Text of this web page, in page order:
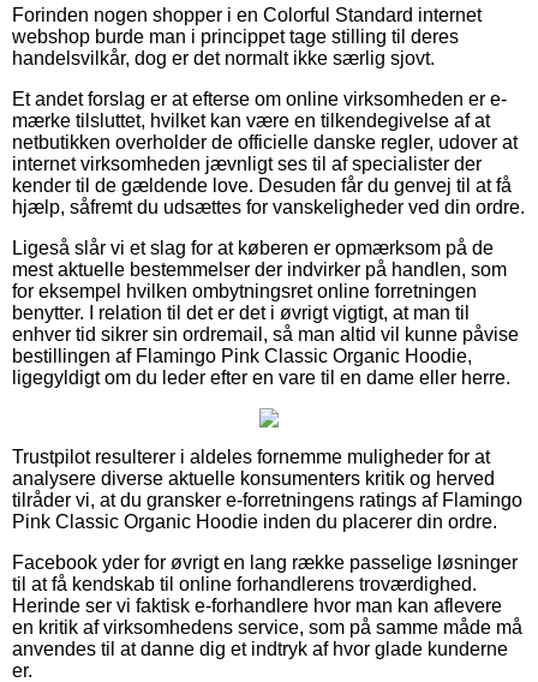
Forinden nogen shopper i en Colorful Standard internet
webshop burde man i princippet tage stilling til deres
handelsvilkår, dog er det normalt ikke særlig sjovt.
Et andet forslag er at efterse om online virksomheden er e-
mærke tilsluttet, hvilket kan være en tilkendegivelse af at
netbutikken overholder de officielle danske regler, udover at
internet virksomheden jævnligt ses til af specialister der
kender til de gældende love. Desuden får du genvej til at få
hjælp, såfremt du udsættes for vanskeligheder ved din ordre.
Ligeså slår vi et slag for at køberen er opmærksom på de
mest aktuelle bestemmelser der indvirker på handlen, som
for eksempel hvilken ombytningsret online forretningen
benytter. I relation til det er det i øvrigt vigtigt, at man til
enhver tid sikrer sin ordremail, så man altid vil kunne påvise
bestillingen af Flamingo Pink Classic Organic Hoodie,
ligegyldigt om du leder efter en vare til en dame eller herre.
Trustpilot resulterer i aldeles fornemme muligheder for at
analysere diverse aktuelle konsumenters kritik og herved
tilråder vi, at du gransker e-forretningens ratings af Flamingo
Pink Classic Organic Hoodie inden du placerer din ordre.
Facebook yder for øvrigt en lang række passelige løsninger
til at få kendskab til online forhandlerens troværdighed.
Herinde ser vi faktisk e-forhandlere hvor man kan aflevere
en kritik af virksomhedens service, som på samme måde må
anvendes til at danne dig et indtryk af hvor glade kunderne
er.